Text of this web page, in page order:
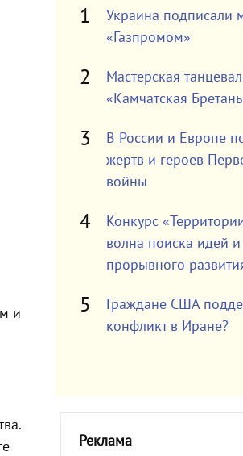
и
Украина подписали
«Газпромом»
Мастерская
«Камчатская
В России и Европе
жертв и героев
войны
Конкурс
волна поиска идей
прорывного
Граждане США
конфликт в Иране?
Реклама